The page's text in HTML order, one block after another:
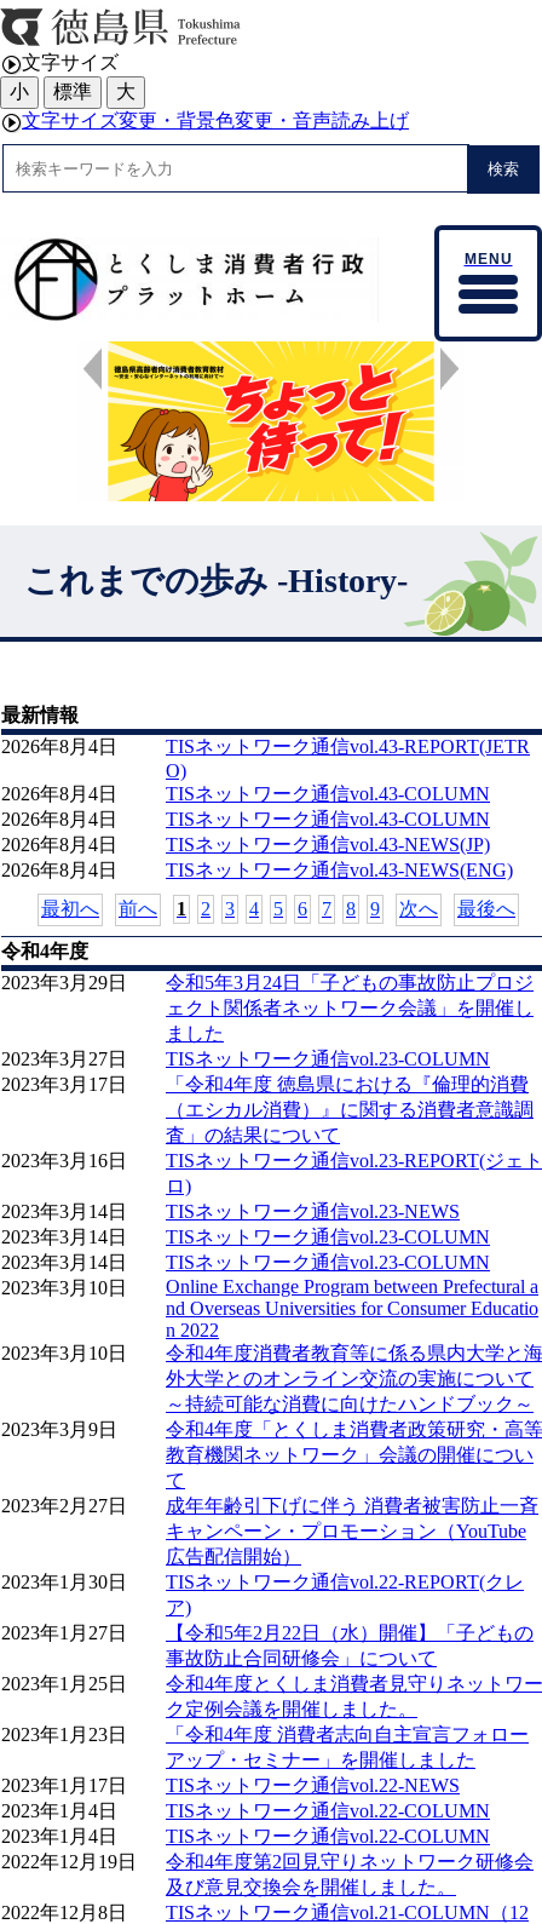
文字サイズ
小
標準
大
文字サイズ変更・背景色変更・音声読み上げ
検索
これまでの歩み -History-
最新情報
2026年8月4日
TISネットワーク通信vol.43-REPORT(JETR
O)
2026年8月4日
TISネットワーク通信vol.43-COLUMN
2026年8月4日
TISネットワーク通信vol.43-COLUMN
2026年8月4日
TISネットワーク通信vol.43-NEWS(JP)
2026年8月4日
TISネットワーク通信vol.43-NEWS(ENG)
最初へ
前へ 1 2 3 4 5 6 7 8 9 次へ 最後へ
令和4年度
2023年3月29日
令和5年3月24日「子どもの事故防止プロジ
ェクト関係者ネットワーク会議」を開催し
ました
2023年3月27日
TISネットワーク通信vol.23-COLUMN
2023年3月17日
「令和4年度 徳島県における『倫理的消費
（エシカル消費）』に関する消費者意識調
査」の結果について
2023年3月16日
TISネットワーク通信vol.23-REPORT(ジェト
ロ)
2023年3月14日
TISネットワーク通信vol.23-NEWS
2023年3月14日
TISネットワーク通信vol.23-COLUMN
2023年3月14日
TISネットワーク通信vol.23-COLUMN
2023年3月10日
Online Exchange Program between Prefectural a
nd Overseas Universities for Consumer Educatio
n 2022
2023年3月10日
令和4年度消費者教育等に係る県内大学と海
外大学とのオンライン交流の実施について
～持続可能な消費に向けたハンドブック～
2023年3月9日
令和4年度「とくしま消費者政策研究・高等
教育機関ネットワーク」会議の開催につい
て
2023年2月27日
成年年齢引下げに伴う 消費者被害防止一斉
キャンペーン・プロモーション（YouTube
広告配信開始）
2023年1月30日
TISネットワーク通信vol.22-REPORT(クレ
ア)
2023年1月27日
【令和5年2月22日（水）開催】「子どもの
事故防止合同研修会」について
2023年1月25日
令和4年度とくしま消費者見守りネットワー
ク定例会議を開催しました。
2023年1月23日
「令和4年度 消費者志向自主宣言フォロー
アップ・セミナー」を開催しました
2023年1月17日
TISネットワーク通信vol.22-NEWS
2023年1月4日
TISネットワーク通信vol.22-COLUMN
2023年1月4日
TISネットワーク通信vol.22-COLUMN
2022年12月19日
令和4年度第2回見守りネットワーク研修会
及び意見交換会を開催しました。
2022年12月8日
TISネットワーク通信vol.21-COLUMN（12